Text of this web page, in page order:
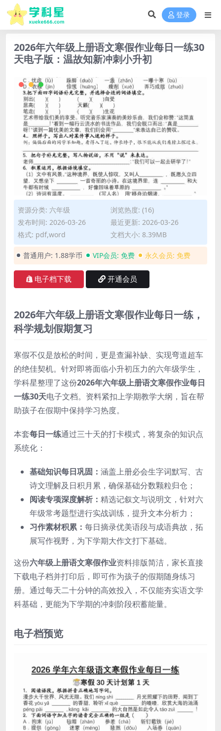
登录
2026年六年级上册语文寒假作业每日一练30
天电子版：温故知新冲刺小升初
资源分类: 六年级
浏览热度: (16)
发布时间: 2026-03-26
最近更新: 2026-03-26
格式: pdf,word
文档大小: 8.39MB
普通用户: 1.88学币 VIP会员: 免费 永久会员: 免费
电子档下载 开通会员
2026年六年级上册语文寒假作业每日一练，
科学规划假期复习
寒假不仅是放松的时间，更是查漏补缺、实现弯道超车
的绝佳契机。针对即将面临小升初压力的六年级学生，
学科星整理了这份2026年六年级上册语文寒假作业每日
一练30天电子文档。资料紧扣上学期教学大纲，旨在帮
助孩子在假期中保持学习热度。
本套每日一练通过三十天的打卡模式，将复杂的知识点
系统化：
基础知识每日巩固： 涵盖上册必会生字词默写、古
诗文理解及日积月累，确保基础分数颗粒归仓；
阅读专项深度解析： 精选记叙文与说明文，针对六
年级常考题型进行实战训练，提升文本分析力；
习作素材积累： 每日摘录优美语段与成语典故，拓
展写作视野，为下学期大作文打下基础。
这份六年级上册语文寒假作业资料排版简洁，家长直接
下载电子档并打印后，即可作为孩子的假期随身练习
册。通过每天二十分钟的高效投入，不仅能夯实语文学
科基础，更能为下学期的冲刺阶段积蓄能量。
电子档预览